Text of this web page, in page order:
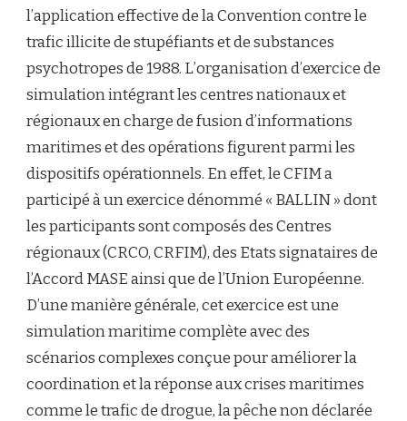
l’application effective de la Convention contre le
trafic illicite de stupéfiants et de substances
psychotropes de 1988. L’organisation d’exercice de
simulation intégrant les centres nationaux et
régionaux en charge de fusion d’informations
maritimes et des opérations figurent parmi les
dispositifs opérationnels. En effet, le CFIM a
participé à un exercice dénommé « BALLIN » dont
les participants sont composés des Centres
régionaux (CRCO, CRFIM), des Etats signataires de
l’Accord MASE ainsi que de l’Union Européenne.
D’une manière générale, cet exercice est une
simulation maritime complète avec des
scénarios complexes conçue pour améliorer la
coordination et la réponse aux crises maritimes
comme le trafic de drogue, la pêche non déclarée